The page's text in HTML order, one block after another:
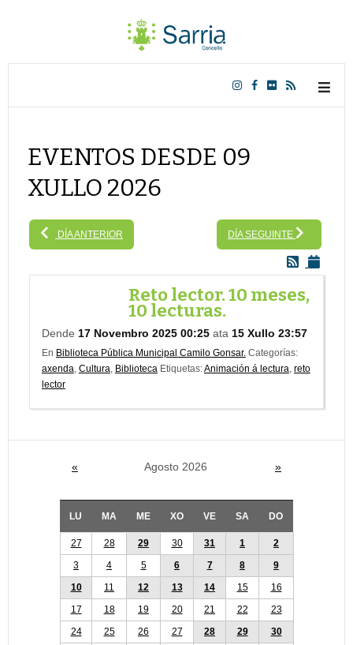
EVENTOS DESDE 09
XULLO 2026
DÍA ANTERIOR DÍA SEGUINTE
Reto lector. 10 meses,
10 lecturas.
Dende 17 Novembro 2025 00:25 ata 15 Xullo 23:57
En Biblioteca Pública Municipal Camilo Gonsar. Categorías:
axenda, Cultura, Biblioteca Etiquetas:Animación á lectura, reto
lector
« Agosto 2026 »
LU MA ME XO VE SA DO
27 28 29 30 31 1
2
3
4 5 6 7 8
9
10
11 12 13 14 15
16
17
18 19 20 21 22
23
24
25 26 27 28 29
30